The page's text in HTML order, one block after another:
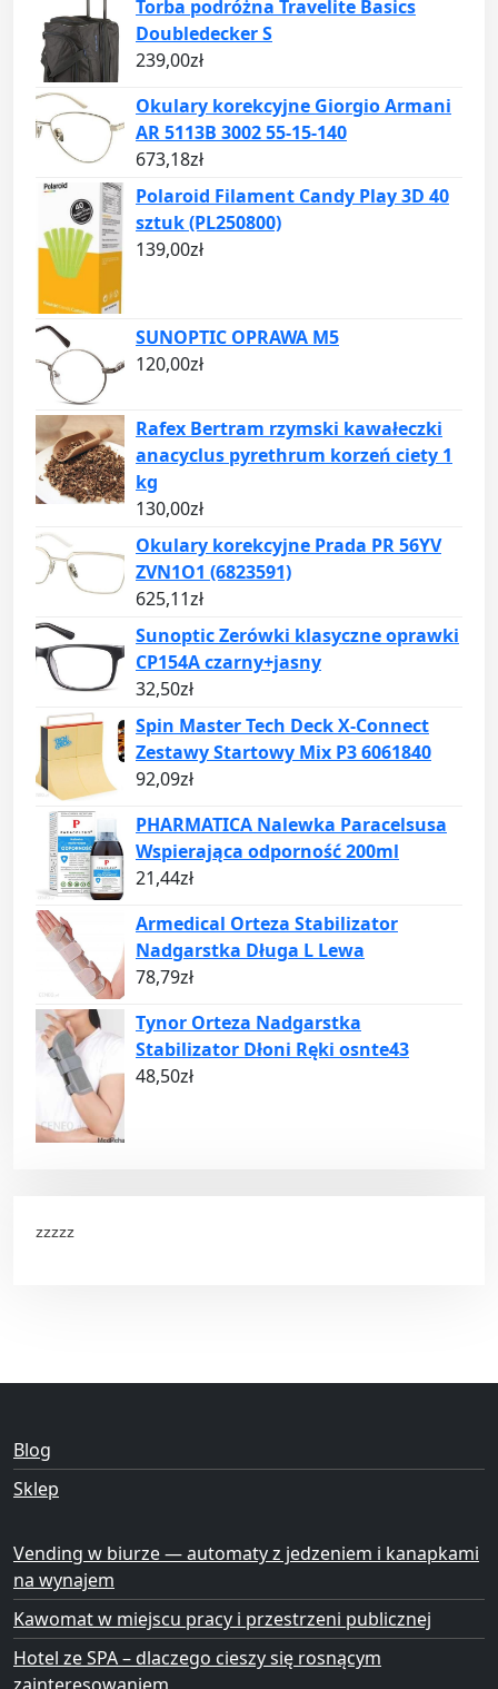
Torba podróżna Travelite Basics
Doubledecker S
239,00zł
Okulary korekcyjne Giorgio Armani
AR 5113B 3002 55-15-140
673,18zł
Polaroid Filament Candy Play 3D 40
sztuk (PL250800)
139,00zł
SUNOPTIC OPRAWA M5
120,00zł
Rafex Bertram rzymski kawałeczki
anacyclus pyrethrum korzeń ciety 1
kg
130,00zł
Okulary korekcyjne Prada PR 56YV
ZVN1O1 (6823591)
625,11zł
Sunoptic Zerówki klasyczne oprawki
CP154A czarny+jasny
32,50zł
Spin Master Tech Deck X-Connect
Zestawy Startowy Mix P3 6061840
92,09zł
PHARMATICA Nalewka Paracelsusa
Wspierająca odporność 200ml
21,44zł
Armedical Orteza Stabilizator
Nadgarstka Długa L Lewa
78,79zł
Tynor Orteza Nadgarstka
Stabilizator Dłoni Ręki osnte43
48,50zł
zzzzz
Blog
Sklep
Vending w biurze — automaty z jedzeniem i kanapkami
na wynajem
Kawomat w miejscu pracy i przestrzeni publicznej
Hotel ze SPA – dlaczego cieszy się rosnącym